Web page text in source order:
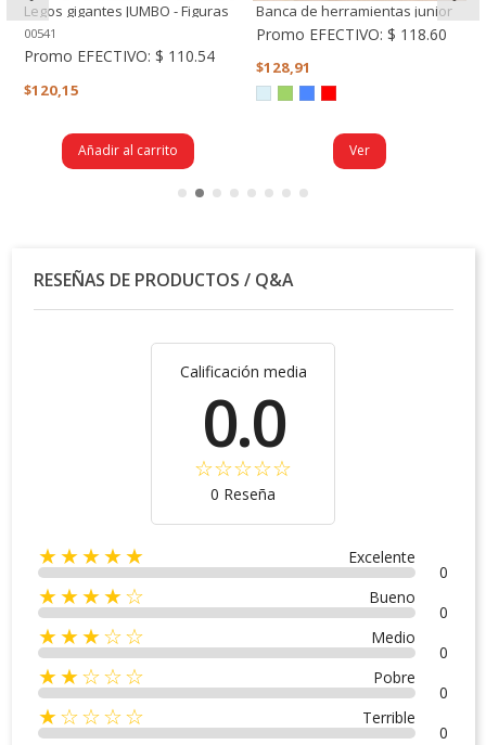
Legos gigantes JUMBO - Figuras
Geométricas x 17 piezas
00541
Promo EFECTIVO: $ 110.54
$120,15
Añadir al carrito
Banca de herramientas junior
(3 años en adelante)
Promo EFECTIVO: $ 118.60
$128,91
Ver
RESEÑAS DE PRODUCTOS / Q&A
Calificación media
0.0
0 Reseña
★★★★★ Excelente
0
★★★★☆ Bueno
0
★★★☆☆ Medio
0
★★☆☆☆ Pobre
0
★☆☆☆☆ Terrible
0